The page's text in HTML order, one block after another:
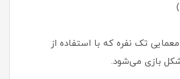
تک نفره که با استفاده از
بازی می‌شود.